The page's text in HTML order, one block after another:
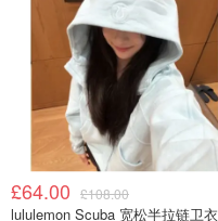
£64.00 £108.00
lululemon Scuba 宽松半拉链卫衣